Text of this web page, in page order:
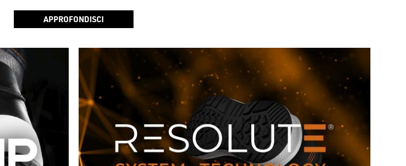
APPROFONDISCI